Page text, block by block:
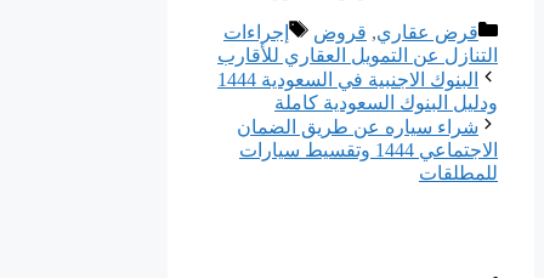
التصنيفات
قرض عقاري, قروض الوسوم
إجراءات
التنازل عن التمويل العقاري للأقارب
البنوك الاجنبية في السعودية 1444
ودليل البنوك السعودية كاملة
شراء سياره عن طريق الضمان
الاجتماعي 1444 وتقسيط سيارات
للمطلقات